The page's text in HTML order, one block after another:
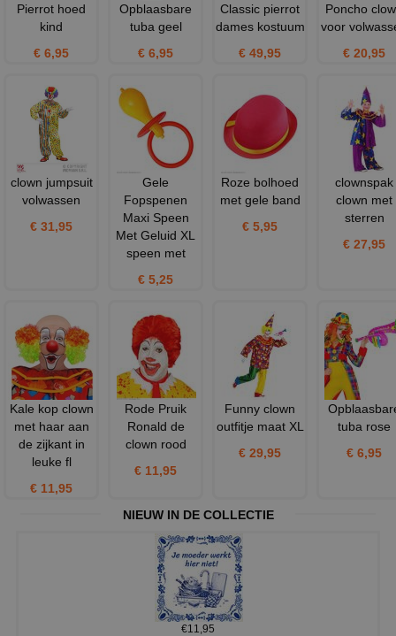
Pierrot hoed
kind
€ 6,95
Opblaasbare
tuba geel
€ 6,95
Classic pierrot
dames kostuum
€ 49,95
Poncho
voor
€ 20,95
clown jumpsuit
volwassen
€ 31,95
Gele
Fopspenen
Maxi Speen
Met Geluid XL
speen met
€ 5,25
Roze bolhoed
met gele band
€ 5,95
clownspak
clown met
sterren
€ 27,95
Kale kop clown
met haar aan
de zijkant in
leuke fl
€ 11,95
Rode Pruik
Ronald de
clown rood
€ 11,95
Funny clown
outfitje maat XL
€ 29,95
tuba rose
€ 6,95
NIEUW IN DE COLLECTIE
€11,95